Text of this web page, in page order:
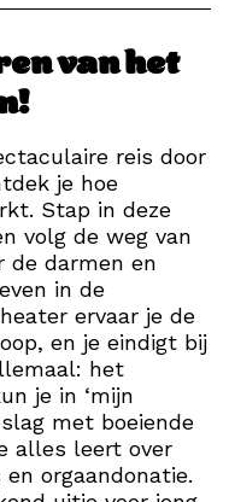
van het
reis door
je hoe
Stap in deze
volg de weg van
de darmen en
in de
ervaar je de
en je eindigt bij
het
je in ‘mijn
met boeiende
alles leert over
orgaandonatie.